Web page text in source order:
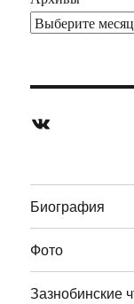
ВКонтакте
Биография
Фото
Зазнобинские